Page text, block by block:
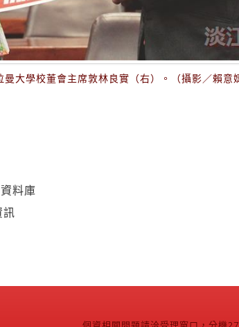
大學校董會主席敦林良實（右）。（攝影／賴意
料庫
訊